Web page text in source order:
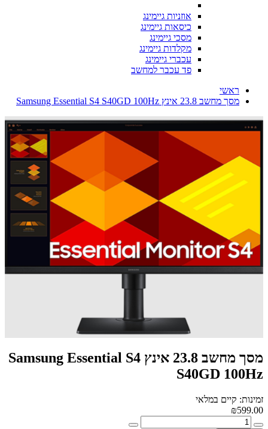
אוזניות גיימינג
כיסאות גיימינג
מסכי גיימינג
מקלדות גיימינג
עכברי גיימינג
פד עכבר למחשב
ראשי
מסך מחשב 23.8 אינץ Samsung Essential S4 S40GD 100Hz
מסך מחשב 23.8 אינץ Samsung Essential S4
S40GD 100Hz
זמינות: קיים במלאי
₪599.00